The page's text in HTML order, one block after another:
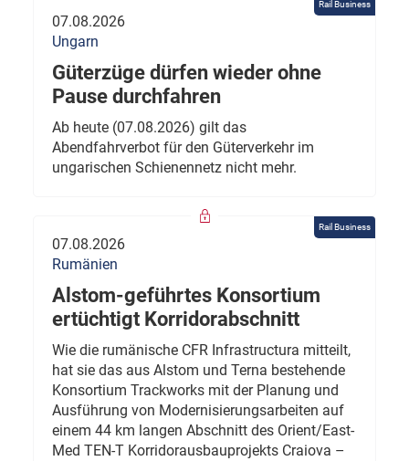
Rail Business
07.08.2026
Ungarn
Güterzüge dürfen wieder ohne
Pause durchfahren
Ab heute (07.08.2026) gilt das
Abendfahrverbot für den Güterverkehr im
ungarischen Schienennetz nicht mehr.
Rail Business
07.08.2026
Rumänien
Alstom-geführtes Konsortium
ertüchtigt Korridorabschnitt
Wie die rumänische CFR Infrastructura mitteilt,
hat sie das aus Alstom und Terna bestehende
Konsortium Trackworks mit der Planung und
Ausführung von Modernisierungsarbeiten auf
einem 44 km langen Abschnitt des Orient/East-
Med TEN-T Korridorausbauprojekts Craiova –